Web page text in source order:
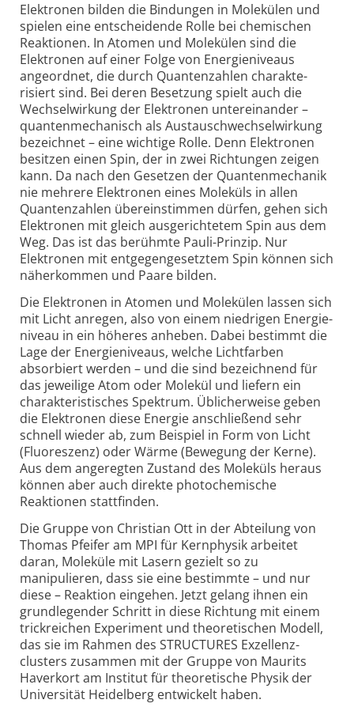
Elektronen bilden die Bindungen in Molekülen und
spielen eine entscheidende Rolle bei chemischen
Reaktionen. In Atomen und Molekülen sind die
Elektronen auf einer Folge von Energie­niveaus
angeordnet, die durch Quantenzahlen charakte­
risiert sind. Bei deren Besetzung spielt auch die
Wechsel­wirkung der Elektronen unter­ein­ander –
quanten­mechanisch als Austausch­wechsel­wirkung
bezeichnet – eine wichtige Rolle. Denn Elektronen
besitzen einen Spin, der in zwei Richtungen zeigen
kann. Da nach den Gesetzen der Quanten­mechanik
nie mehrere Elektronen eines Moleküls in allen
Quanten­zahlen über­ein­stimmen dürfen, gehen sich
Elektronen mit gleich aus­ge­richtetem Spin aus dem
Weg. Das ist das berühmte Pauli-Prinzip. Nur
Elektronen mit entgegen­gesetztem Spin können sich
näher­kommen und Paare bilden.
Die Elektronen in Atomen und Molekülen lassen sich
mit Licht anregen, also von einem niedrigen Energie­
niveau in ein höheres anheben. Dabei bestimmt die
Lage der Energie­niveaus, welche Lichtfarben
absorbiert werden – und die sind bezeichnend für
das jeweilige Atom oder Molekül und liefern ein
charakte­ris­tisches Spektrum. Üblicher­weise geben
die Elektronen diese Energie anschließend sehr
schnell wieder ab, zum Beispiel in Form von Licht
(Fluoreszenz) oder Wärme (Bewegung der Kerne).
Aus dem angeregten Zustand des Moleküls heraus
können aber auch direkte photo­chemische
Reaktionen statt­finden.
Die Gruppe von Christian Ott in der Abteilung von
Thomas Pfeifer am MPI für Kernphysik arbeitet
daran, Moleküle mit Lasern gezielt so zu
manipulieren, dass sie eine bestimmte – und nur
diese – Reaktion eingehen. Jetzt gelang ihnen ein
grund­legender Schritt in diese Richtung mit einem
trick­reichen Experiment und theoretischen Modell,
das sie im Rahmen des STRUCTURES Exzellenz­
clusters zusammen mit der Gruppe von Maurits
Haverkort am Institut für theoretische Physik der
Universität Heidelberg entwickelt haben.